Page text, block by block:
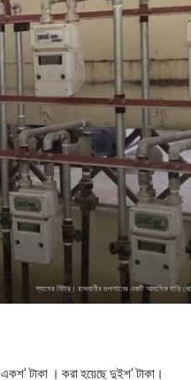
গ্যাসের মিটার। রাজধানীর গুলশানের একটি আবাসিক বাড়ি
একশ’ টাকা । করা হয়েছে দুইশ’ টাকা।